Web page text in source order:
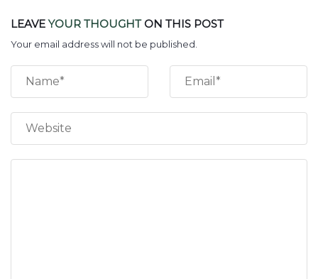
LEAVEYOUR THOUGHTON THIS POST
Your email address will not be published.